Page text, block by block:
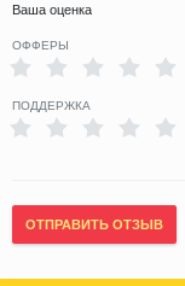
Ваша оценка
ОФФЕРЫ
ПОДДЕРЖКА
ОТПРАВИТЬ ОТЗЫВ